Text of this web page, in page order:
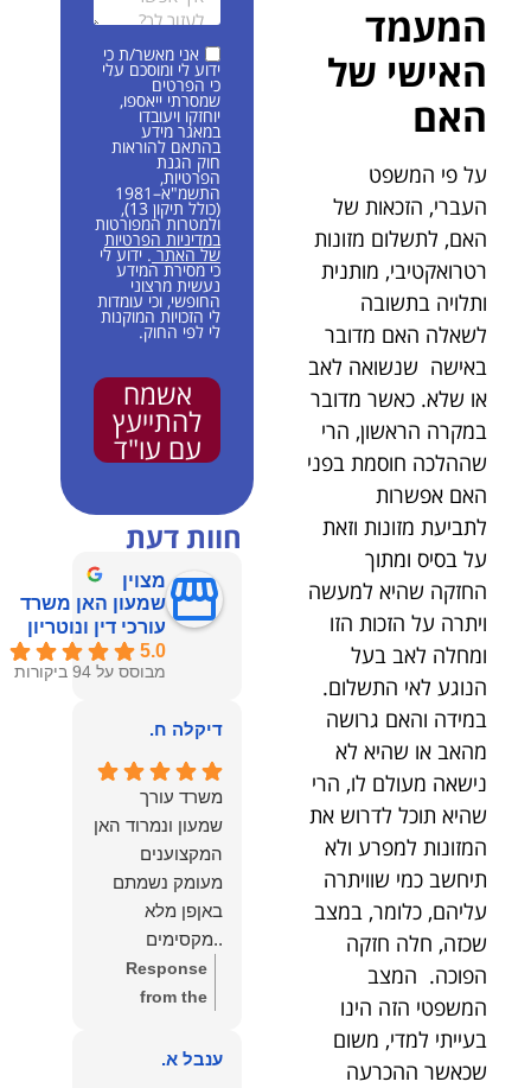
המעמד
האישי של
האם
על פי המשפט
העברי, הזכאות של
האם, לתשלום מזונות
רטרואקטיבי, מותנית
ותלויה בתשובה
לשאלה האם מדובר
באישה שנשואה לאב
או שלא. כאשר מדובר
במקרה הראשון, הרי
שההלכה חוסמת בפני
האם אפשרות
לתביעת מזונות וזאת
על בסיס ומתוך
החזקה שהיא למעשה
ויתרה על הזכות הזו
ומחלה לאב בעל
הנוגע לאי התשלום.
במידה והאם גרושה
מהאב או שהיא לא
נישאה מעולם לו, הרי
שהיא תוכל לדרוש את
המזונות למפרע ולא
תיחשב כמי שוויתרה
עליהם, כלומר, במצב
שכזה, חלה חזקה
הפוכה. המצב
המשפטי הזה הינו
בעייתי למדי, משום
שכאשר ההכרעה
אני מאשר/ת כי
ידוע לי ומוסכם עלי
כי הפרטים
שמסרתי ייאספו,
יוחזקו ויעובדו
במאגר מידע
בהתאם להוראות
חוק הגנת
הפרטיות,
התשמ"א–1981
(כולל תיקון 13),
ולמטרות המפורטות
במדיניות הפרטיות
של האתר. ידוע לי
כי מסירת המידע
נעשית מרצוני
החופשי, וכי עומדות
לי הזכויות המוקנות
לי לפי החוק.
אשמח
להתייעץ
עם עו"ד
חוות דעת
מצוין
שמעון האן משרד
עורכי דין ונוטריון
5.0
מבוסס על 94 ביקורות
דיקלה ח.
משרד עורך
שמעון ונמרוד האן
המקצוענים
מעומק נשמתם
באןפן מלא
..מקסימים
ונעימים אוזן
קשבת, ונונתנים
מלא ואמיתי..שפו
Response
from the
רבה על המילים
ענבל א.